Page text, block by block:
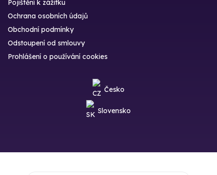
Pojištění k zážitku
Ochrana osobních údajů
Obchodní podmínky
Odstoupení od smlouvy
Prohlášení o používání cookies
Česko
Slovensko